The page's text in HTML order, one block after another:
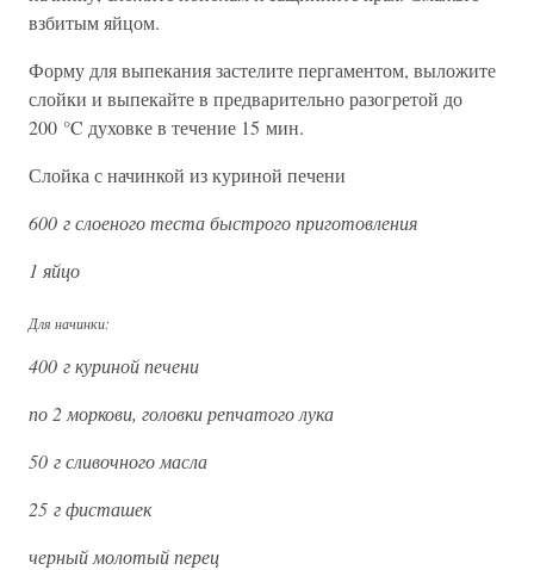
взбитым яйцом.
Форму для выпекания застелите пергаментом, выложите
слойки и выпекайте в предварительно разогретой до
200 °C духовке в течение 15 мин.
Слойка с начинкой из куриной печени
600 г слоеного теста быстрого приготовления
1 яйцо
Для начинки:
400 г куриной печени
по 2 моркови, головки репчатого лука
50 г сливочного масла
25 г фисташек
черный молотый перец